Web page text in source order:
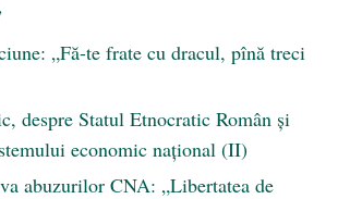
„Fă-te frate cu dracul, pînă treci
despre Statul Etnocratic Român şi
economic naţional (II)
abuzurilor CNA: „Libertatea de